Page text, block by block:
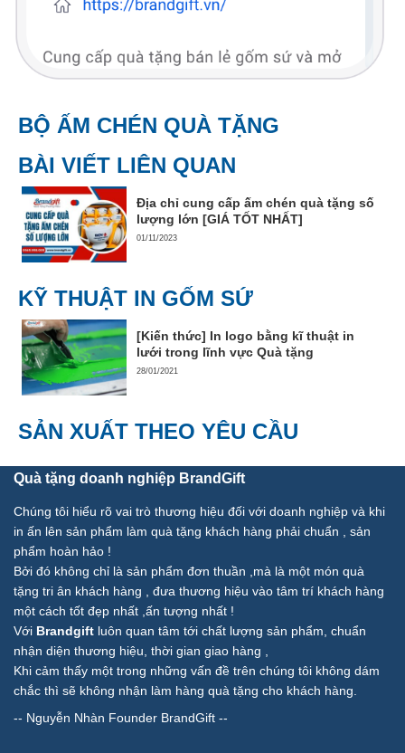
BỘ ẤM CHÉN QUÀ TẶNG
BÀI VIẾT LIÊN QUAN
Địa chỉ cung cấp ấm chén quà tặng số
lượng lớn [GIÁ TỐT NHẤT]
01/11/2023
KỸ THUẬT IN GỐM SỨ
[Kiến thức] In logo bằng kĩ thuật in
lưới trong lĩnh vực Quà tặng
28/01/2021
SẢN XUẤT THEO YÊU CẦU
Quà tặng doanh nghiệp BrandGift
Chúng tôi hiểu rõ vai trò thương hiệu đối với doanh nghiệp và khi
in ấn lên sản phẩm làm quà tặng khách hàng phải chuẩn , sản
phẩm hoàn hảo !
Bởi đó không chỉ là sản phẩm đơn thuần ,mà là một món quà
tặng tri ân khách hàng , đưa thương hiệu vào tâm trí khách hàng
một cách tốt đẹp nhất ,ấn tượng nhất !
Với Brandgift luôn quan tâm tới chất lượng sản phẩm, chuẩn
nhận diện thương hiệu, thời gian giao hàng ,
Khi cảm thấy một trong những vấn đề trên chúng tôi không dám
chắc thì sẽ không nhận làm hàng quà tặng cho khách hàng.
-- Nguyễn Nhàn Founder BrandGift --